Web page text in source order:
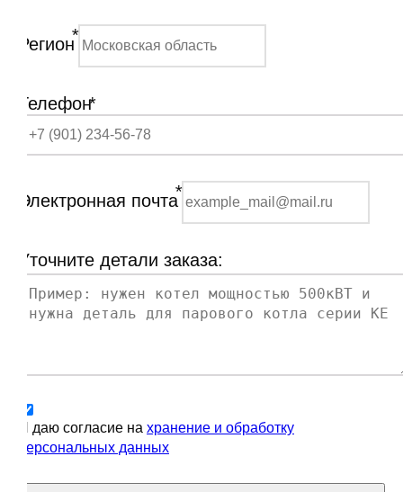
Регион*
Телефон*
Электронная почта*
Уточните детали заказа:
Я даю согласие на хранение и обработку
персональных данных